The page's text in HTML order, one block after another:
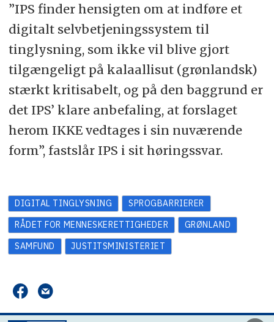
”IPS finder hensigten om at indføre et
digitalt selvbetjeningssystem til
tinglysning, som ikke vil blive gjort
tilgængeligt på kalaallisut (grønlandsk)
stærkt kritisabelt, og på den baggrund er
det IPS’ klare anbefaling, at forslaget
herom IKKE vedtages i sin nuværende
form”, fastslår IPS i sit høringssvar.
DIGITAL TINGLYSNING
SPROGBARRIERER
RÅDET FOR MENNESKERETTIGHEDER
GRØNLAND
SAMFUND
JUSTITSMINISTERIET